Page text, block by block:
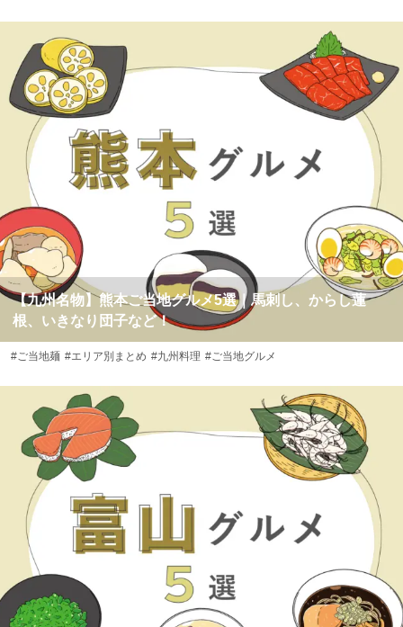
【九州名物】熊本ご当地グルメ5選｜馬刺し、からし蓮
根、いきなり団子など！
#ご当地麺 #エリア別まとめ #九州料理 #ご当地グルメ